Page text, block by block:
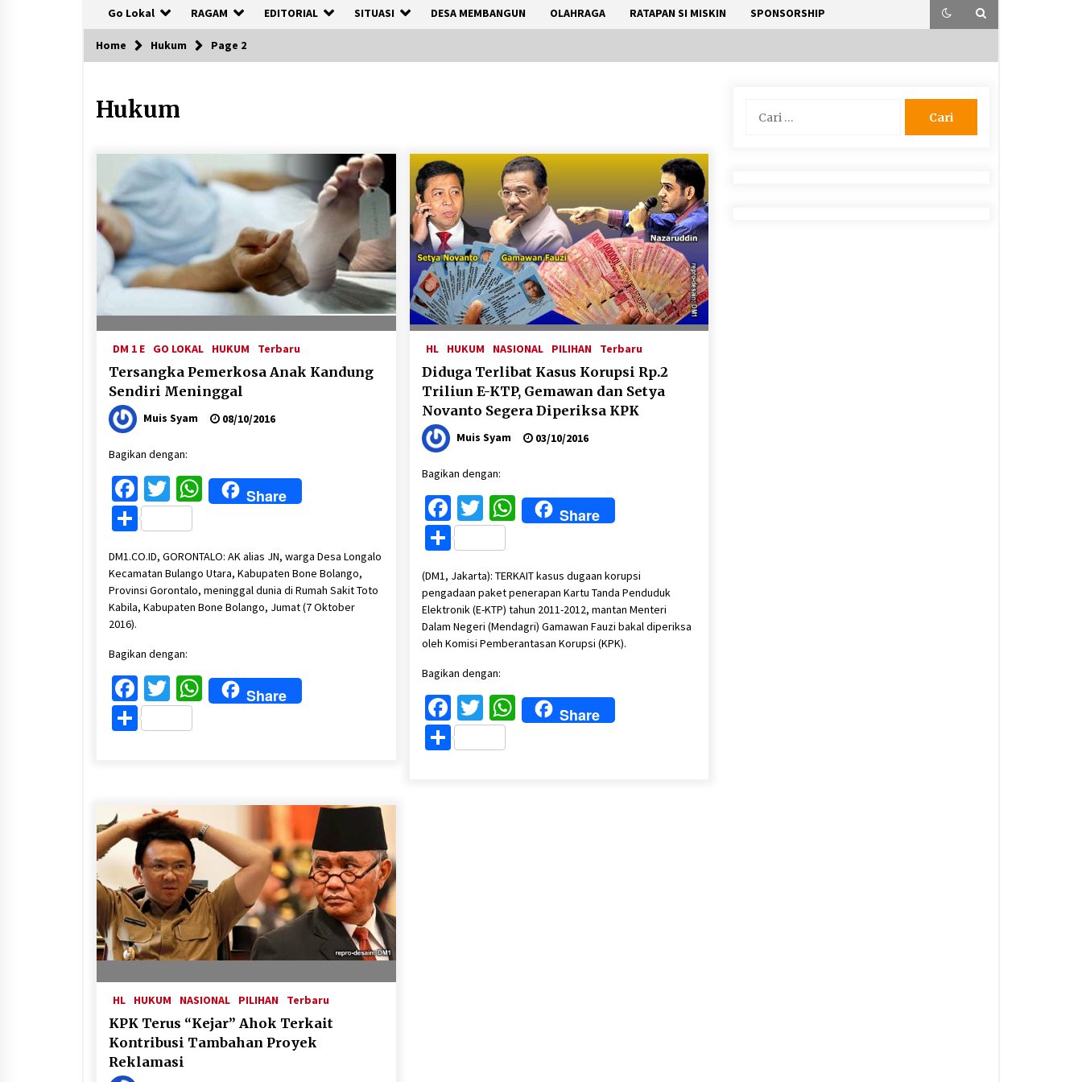
Go Lokal RAGAM EDITORIAL SITUASI DESA MEMBANGUN OLAHRAGA RATAPAN SI MISKIN SPONSORSHIP
Home Hukum Page 2
Hukum
DM 1 E GO LOKAL HUKUM Terbaru
Tersangka Pemerkosa Anak Kandung
Sendiri Meninggal
Muis Syam 08/10/2016
Bagikan dengan:
Facebook
Twitter
WhatsApp
Share
Share
DM1.CO.ID, GORONTALO: AK alias JN, warga Desa Longalo
Kecamatan Bulango Utara, Kabupaten Bone Bolango,
Provinsi Gorontalo, meninggal dunia di Rumah Sakit Toto
Kabila, Kabupaten Bone Bolango, Jumat (7 Oktober
2016).
Bagikan dengan:
Facebook
Twitter
WhatsApp
Share
Share
HL HUKUM NASIONAL PILIHAN Terbaru
Diduga Terlibat Kasus Korupsi Rp.2
Triliun E-KTP, Gemawan dan Setya
Novanto Segera Diperiksa KPK
Muis Syam 03/10/2016
Bagikan dengan:
Facebook
Twitter
WhatsApp
Share
Share
(DM1, Jakarta): TERKAIT kasus dugaan korupsi
pengadaan paket penerapan Kartu Tanda Penduduk
Elektronik (E-KTP) tahun 2011-2012, mantan Menteri
Dalam Negeri (Mendagri) Gamawan Fauzi bakal diperiksa
oleh Komisi Pemberantasan Korupsi (KPK).
Bagikan dengan:
Facebook
Twitter
WhatsApp
Share
Share
HL HUKUM NASIONAL PILIHAN Terbaru
KPK Terus “Kejar” Ahok Terkait
Kontribusi Tambahan Proyek
Reklamasi
untuk: